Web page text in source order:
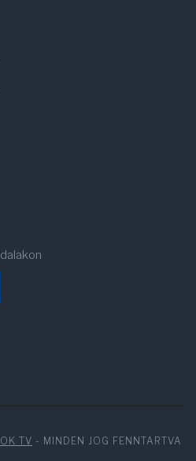
TV - MINDEN JOG FENNTARTVA